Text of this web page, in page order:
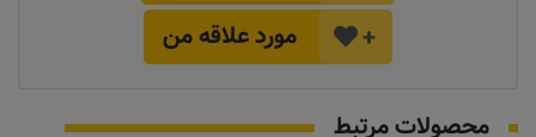
+
مورد علاقه من
محصولات مرتبط